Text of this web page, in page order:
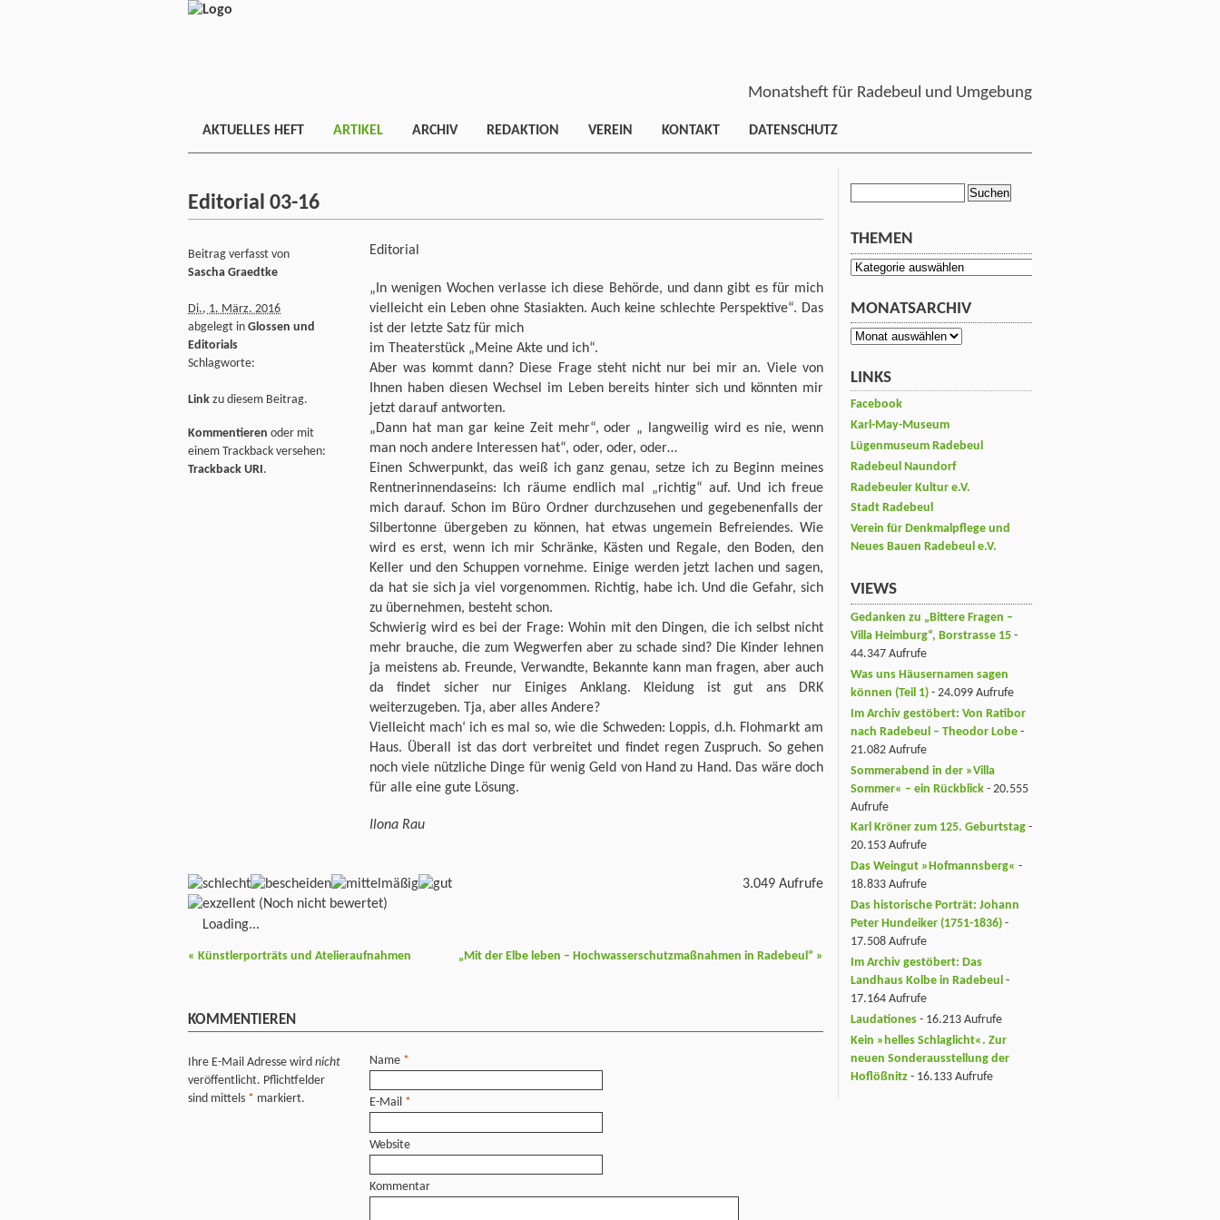
Monatsheft für Radebeul und Umgebung
AKTUELLES HEFT ARTIKEL ARCHIV REDAKTION VEREIN KONTAKT DATENSCHUTZ
Editorial 03-16
Editorial
„In wenigen Wochen verlasse ich diese Behörde, und dann gibt es für mich
vielleicht ein Leben ohne Stasiakten. Auch keine schlechte Perspektive“. Das
ist der letzte Satz für mich
im Theaterstück „Meine Akte und ich“.
Aber was kommt dann? Diese Frage steht nicht nur bei mir an. Viele von
Ihnen haben diesen Wechsel im Leben bereits hinter sich und könnten mir
jetzt darauf antworten.
„Dann hat man gar keine Zeit mehr“, oder „ langweilig wird es nie, wenn
man noch andere Interessen hat“, oder, oder, oder…
Einen Schwerpunkt, das weiß ich ganz genau, setze ich zu Beginn meines
Rentnerinnendaseins: Ich räume endlich mal „richtig“ auf. Und ich freue
mich darauf. Schon im Büro Ordner durchzusehen und gegebenenfalls der
Silbertonne übergeben zu können, hat etwas ungemein Befreiendes. Wie
wird es erst, wenn ich mir Schränke, Kästen und Regale, den Boden, den
Keller und den Schuppen vornehme. Einige werden jetzt lachen und sagen,
da hat sie sich ja viel vorgenommen. Richtig, habe ich. Und die Gefahr, sich
zu übernehmen, besteht schon.
Schwierig wird es bei der Frage: Wohin mit den Dingen, die ich selbst nicht
mehr brauche, die zum Wegwerfen aber zu schade sind? Die Kinder lehnen
ja meistens ab. Freunde, Verwandte, Bekannte kann man fragen, aber auch
da findet sicher nur Einiges Anklang. Kleidung ist gut ans DRK
weiterzugeben. Tja, aber alles Andere?
Vielleicht mach‘ ich es mal so, wie die Schweden: Loppis, d.h. Flohmarkt am
Haus. Überall ist das dort verbreitet und findet regen Zuspruch. So gehen
noch viele nützliche Dinge für wenig Geld von Hand zu Hand. Das wäre doch
für alle eine gute Lösung.
Ilona Rau
Beitrag verfasst von
Sascha Graedtke
Di., 1. März. 2016
abgelegt in Glossen und
Editorials
Schlagworte:
Link zu diesem Beitrag.
Kommentieren oder mit
einem Trackback versehen:
Trackback URI.
(Noch nicht bewertet)
Loading...
3.049 Aufrufe
« Künstlerporträts und Atelieraufnahmen „Mit der Elbe leben – Hochwasserschutzmaßnahmen in Radebeul“ »
KOMMENTIEREN
Ihre E-Mail Adresse wird nicht
veröffentlicht. Pflichtfelder
sind mittels * markiert.
Name *
E-Mail *
Website
Kommentar
THEMEN
Themen
MONATSARCHIV
Monatsarchiv
LINKS
Facebook
Karl-May-Museum
Lügenmuseum Radebeul
Radebeul Naundorf
Radebeuler Kultur e.V.
Stadt Radebeul
Verein für Denkmalpflege und
Neues Bauen Radebeul e.V.
VIEWS
Gedanken zu „Bittere Fragen –
Villa Heimburg“, Borstrasse 15 -
44.347 Aufrufe
Was uns Häusernamen sagen
können (Teil 1) - 24.099 Aufrufe
Im Archiv gestöbert: Von Ratibor
nach Radebeul – Theodor Lobe -
21.082 Aufrufe
Sommerabend in der »Villa
Sommer« – ein Rückblick - 20.555
Aufrufe
Karl Kröner zum 125. Geburtstag -
20.153 Aufrufe
Das Weingut »Hofmannsberg« -
18.833 Aufrufe
Das historische Porträt: Johann
Peter Hundeiker (1751-1836) -
17.508 Aufrufe
Im Archiv gestöbert: Das
Landhaus Kolbe in Radebeul -
17.164 Aufrufe
Laudationes - 16.213 Aufrufe
Kein »helles Schlaglicht«. Zur
neuen Sonderausstellung der
Hoflößnitz - 16.133 Aufrufe